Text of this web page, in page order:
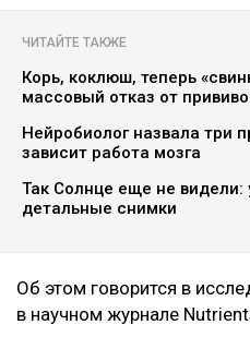
ЧИТАЙТЕ ТАКЖЕ
Корь, коклюш, теперь
массовый отказ от
Нейробиолог назвала три
зависит работа мозга
Так Солнце еще не видели:
детальные снимки
Об этом говорится в
в научном журнале